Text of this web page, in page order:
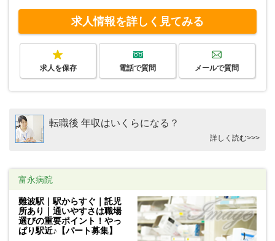
求人情報を詳しく見てみる
求人を保存 電話で質問 メールで質問
転職後 年収はいくらになる？
詳しく読む>>>
富永病院
難波駅｜駅からすぐ｜託児
所あり｜通いやすさは職場
選びの重要ポイント！やっ
ぱり駅近♪【パート募集】